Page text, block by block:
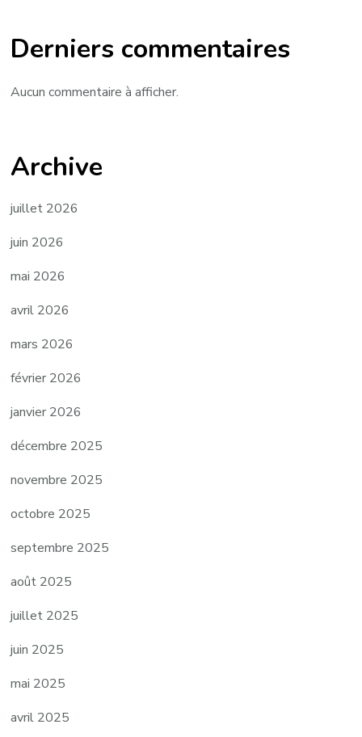
Derniers commentaires
Aucun commentaire à afficher.
Archive
juillet 2026
juin 2026
mai 2026
avril 2026
mars 2026
février 2026
janvier 2026
décembre 2025
novembre 2025
octobre 2025
septembre 2025
août 2025
juillet 2025
juin 2025
mai 2025
avril 2025